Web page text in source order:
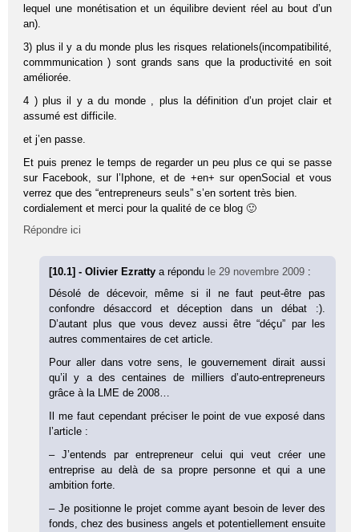
lequel une monétisation et un équilibre devient réel au bout d’un
an).
3) plus il y a du monde plus les risques relationels(incompatibilité,
commmunication ) sont grands sans que la productivité en soit
améliorée.
4 ) plus il y a du monde , plus la définition d’un projet clair et
assumé est difficile.
et j’en passe.
Et puis prenez le temps de regarder un peu plus ce qui se passe
sur Facebook, sur l’Iphone, et de +en+ sur openSocial et vous
verrez que des “entrepreneurs seuls” s’en sortent très bien.
cordialement et merci pour la qualité de ce blog 🙂
Répondre ici
[10.1] - Olivier Ezrattya répondu le 29 novembre 2009 :
Désolé de décevoir, même si il ne faut peut-être pas
confondre désaccord et déception dans un débat :).
D’autant plus que vous devez aussi être “déçu” par les
autres commentaires de cet article.
Pour aller dans votre sens, le gouvernement dirait aussi
qu’il y a des centaines de milliers d’auto-entrepreneurs
grâce à la LME de 2008…
Il me faut cependant préciser le point de vue exposé dans
l’article :
– J’entends par entrepreneur celui qui veut créer une
entreprise au delà de sa propre personne et qui a une
ambition forte.
– Je positionne le projet comme ayant besoin de lever des
fonds, chez des business angels et potentiellement ensuite